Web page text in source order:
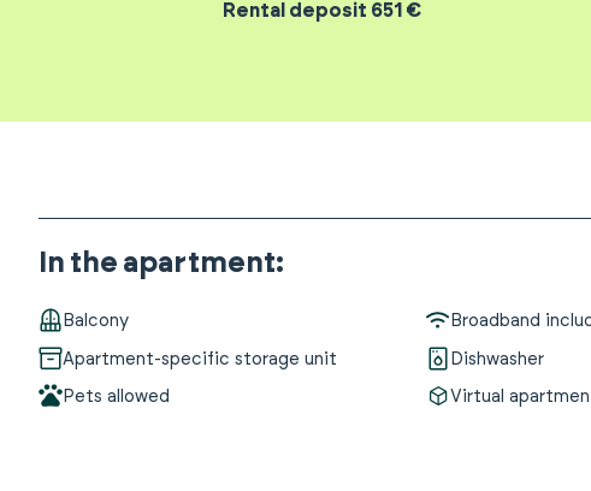
Rental deposit 651 €
In the apartment:
Balcony Broadband
Apartment-specific storage unit Dishwasher
Pets allowed Virtual